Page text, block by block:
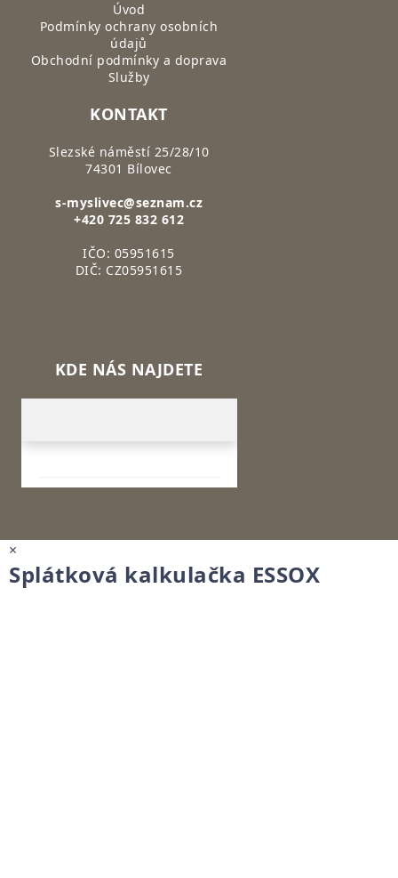
Úvod
Podmínky ochrany osobních
údajů
Obchodní podmínky a doprava
Služby
KONTAKT
Slezské náměstí 25/28/10
74301 Bílovec
s-myslivec@seznam.cz
+420 725 832 612
IČO: 05951615
DIČ: CZ05951615
KDE NÁS NAJDETE
×
Splátková kalkulačka ESSOX